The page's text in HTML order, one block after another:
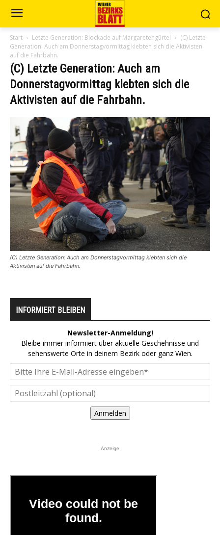
Start Letzte Generation: Blockade auf Margaretengürtel
(C) Letzte
Generation: Auch am Donnerstagvormittag klebten sich die Aktivisten
auf die Fahrbahn.
(C) Letzte Generation: Auch am
Donnerstagvormittag klebten sich die
Aktivisten auf die Fahrbahn.
(C) Letzte Generation: Auch am Donnerstagvormittag klebten sich die
Aktivisten auf die Fahrbahn.
INFORMIERT BLEIBEN
Newsletter-Anmeldung!
Bleibe immer informiert über aktuelle Geschehnisse und
sehenswerte Orte in deinem Bezirk oder ganz Wien.
Anmelden
Anzeige